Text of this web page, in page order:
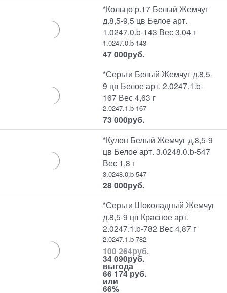
*Кольцо р.17 Белый Жемчуг
д.8,5-9,5 цв Белое арт.
1.0247.0.b-143 Вес 3,04 г
1.0247.0.b-143
47 000руб.
*Серьги Белый Жемчуг д.8,5-
9 цв Белое арт. 2.0247.1.b-
167 Вес 4,63 г
2.0247.1.b-167
73 000руб.
*Кулон Белый Жемчуг д.8,5-9
цв Белое арт. 3.0248.0.b-547
Вес 1,8 г
3.0248.0.b-547
28 000руб.
*Серьги Шоколадный Жемчуг
д.8,5-9 цв Красное арт.
2.0247.1.b-782 Вес 4,87 г
2.0247.1.b-782
100 264руб.
34 090руб.
выгода
66 174 руб.
или
66%